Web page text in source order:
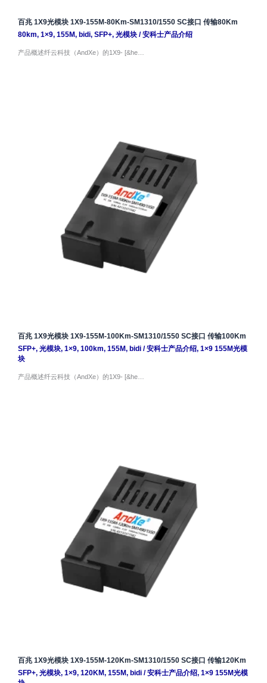
百兆 1X9光模块 1X9-155M-80Km-SM1310/1550 SC接口 传输80Km
80km, 1×9, 155M, bidi, SFP+, 光模块/安科士产品介绍
产品概述纤云科技（AndXe）的1X9- [&he…
百兆 1X9光模块 1X9-155M-100Km-SM1310/1550 SC接口 传输100Km
SFP+, 光模块, 1×9, 100km, 155M, bidi/安科士产品介绍, 1×9 155M光模
块
产品概述纤云科技（AndXe）的1X9- [&he…
百兆 1X9光模块 1X9-155M-120Km-SM1310/1550 SC接口 传输120Km
SFP+, 光模块, 1×9, 120KM, 155M, bidi/安科士产品介绍, 1×9 155M光模